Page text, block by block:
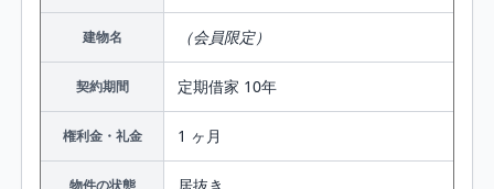
建物名 （会員限定）
契約期間 定期借家 10年
権利金・礼金 1 ヶ月
物件の状態